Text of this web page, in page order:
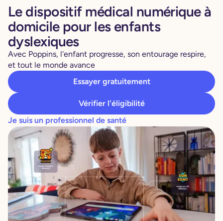
Le dispositif médical numérique à
domicile pour les enfants
dyslexiques
Avec Poppins, l'enfant progresse, son entourage respire,
et tout le monde avance
Essayer gratuitement
Vérifier l'éligibilité
Je suis un professionnel de santé